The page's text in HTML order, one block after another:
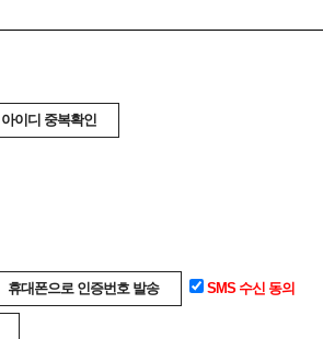
SMS 수신 동의